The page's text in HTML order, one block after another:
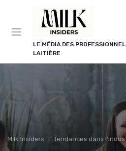
LE MÉDIA DES
LAITIÈRE
Milk Insiders Tendances dans l'industrie des produits